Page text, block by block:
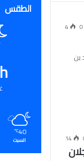
0
4
بن
14
الطقس
40
℃
السبت